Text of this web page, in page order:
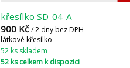
křesílko SD-04-A
900 Kč / 2 dny bez DPH
látkové křesílko
52 ks skladem
52 ks celkem k dispozici